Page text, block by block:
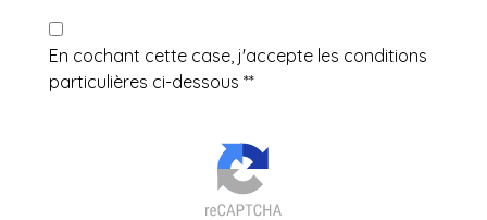
En cochant cette case, j'accepte les conditions
particulières ci-dessous **